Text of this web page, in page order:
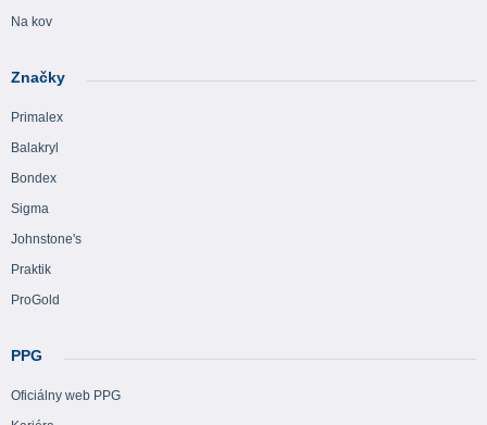
Na kov
Značky
Primalex
Balakryl
Bondex
Sigma
Johnstone's
Praktik
ProGold
PPG
Oficiálny web PPG